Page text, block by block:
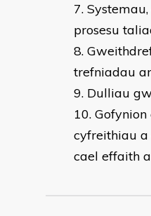
prosesu
trefniadau
Dulliau
cyfreithiau a
cael effaith